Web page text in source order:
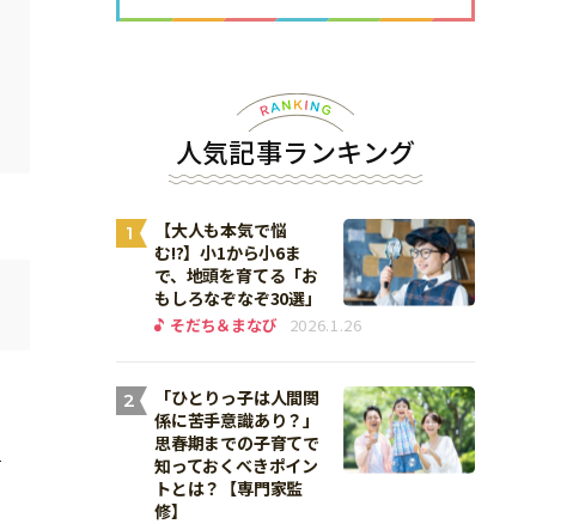
人気記事ランキング
1
【大人も本気で悩
む!?】小1から小6ま
で、地頭を育てる「お
もしろなぞなぞ30選」
そだち＆まなび 2026.1.26
2
「ひとりっ子は人間関
係に苦手意識あり？」
思春期までの子育てで
知っておくべきポイン
トとは？【専門家監
修】